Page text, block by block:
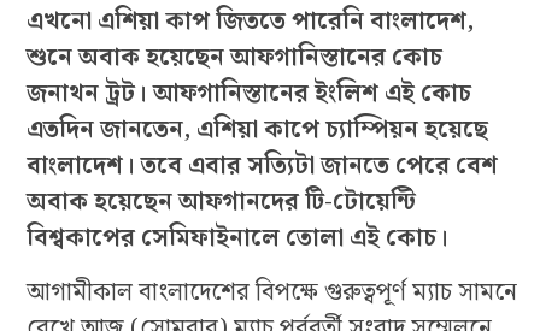
এখনো এশিয়া কাপ জিততে পারেনি বাংলাদেশ,
শুনে অবাক হয়েছেন আফগানিস্তানের কোচ
জনাথন ট্রট। আফগানিস্তানের ইংলিশ এই কোচ
এতদিন জানতেন, এশিয়া কাপে চ্যাম্পিয়ন হয়েছে
বাংলাদেশ। তবে এবার সত্যিটা জানতে পেরে বেশ
অবাক হয়েছেন আফগানদের টি-টোয়েন্টি
বিশ্বকাপের সেমিফাইনালে তোলা এই কোচ।
আগামীকাল বাংলাদেশের বিপক্ষে গুরুত্বপূর্ণ ম্যাচ সামনে